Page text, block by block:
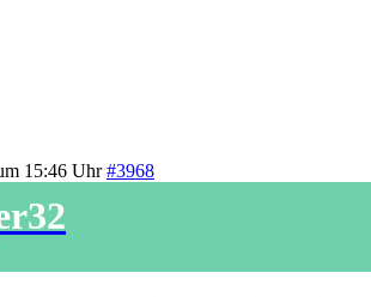
15:46 Uhr #3968